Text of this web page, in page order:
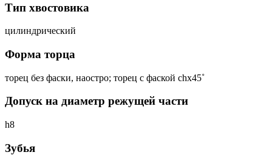
Тип хвостовика
цилиндрический
Форма торца
торец без фаски, наостро; торец с фаской chх45˚
Допуск на диаметр режущей части
h8
Зубья